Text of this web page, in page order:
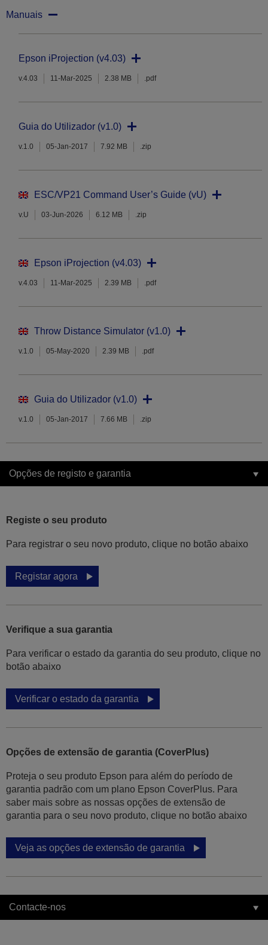
Manuais
Epson iProjection (v4.03)
v.4.03 11-Mar-2025 2.38 MB .pdf
Guia do Utilizador (v1.0)
v.1.0 05-Jan-2017 7.92 MB .zip
ESC/VP21 Command User’s Guide (vU)
v.U 03-Jun-2026 6.12 MB .zip
Epson iProjection (v4.03)
v.4.03 11-Mar-2025 2.39 MB .pdf
Throw Distance Simulator (v1.0)
v.1.0 05-May-2020 2.39 MB .pdf
Guia do Utilizador (v1.0)
v.1.0 05-Jan-2017 7.66 MB .zip
Opções de registo e garantia
Registe o seu produto
Para registrar o seu novo produto, clique no botão abaixo
Registar agora
Verifique a sua garantia
Para verificar o estado da garantia do seu produto, clique no
botão abaixo
Verificar o estado da garantia
Opções de extensão de garantia (CoverPlus)
Proteja o seu produto Epson para além do período de
garantia padrão com um plano Epson CoverPlus. Para
saber mais sobre as nossas opções de extensão de
garantia para o seu novo produto, clique no botão abaixo
Veja as opções de extensão de garantia
Contacte-nos